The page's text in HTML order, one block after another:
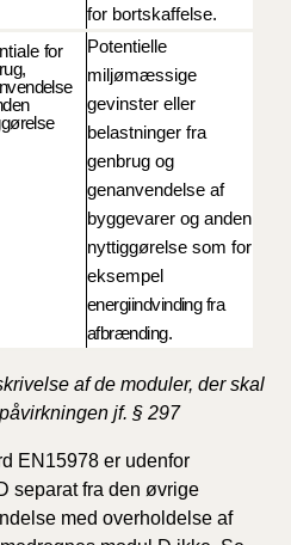
for bortskaffelse.
for
Potentielle
miljømæssige
gevinster eller
belastninger fra
genbrug og
genanvendelse af
byggevarer og anden
nyttiggørelse som for
eksempel
energiindvinding fra
afbrænding.
af de moduler, der skal
jf. § 297
EN15978 er udenfor
separat fra den øvrige
med overholdelse af